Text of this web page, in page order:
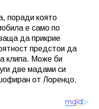
поради която
е само по
да прикрие
предстои да
клипа. Може би
две мадами си
от Лоренцо.